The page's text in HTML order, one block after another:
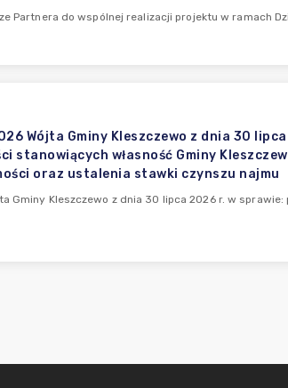
Partnera do wspólnej realizacji projektu w ramach
Wójta Gminy Kleszczewo z dnia 30
stanowiących własność Gminy
oraz ustalenia stawki czynszu najmu
Gminy Kleszczewo z dnia 30 lipca 2026 r. w